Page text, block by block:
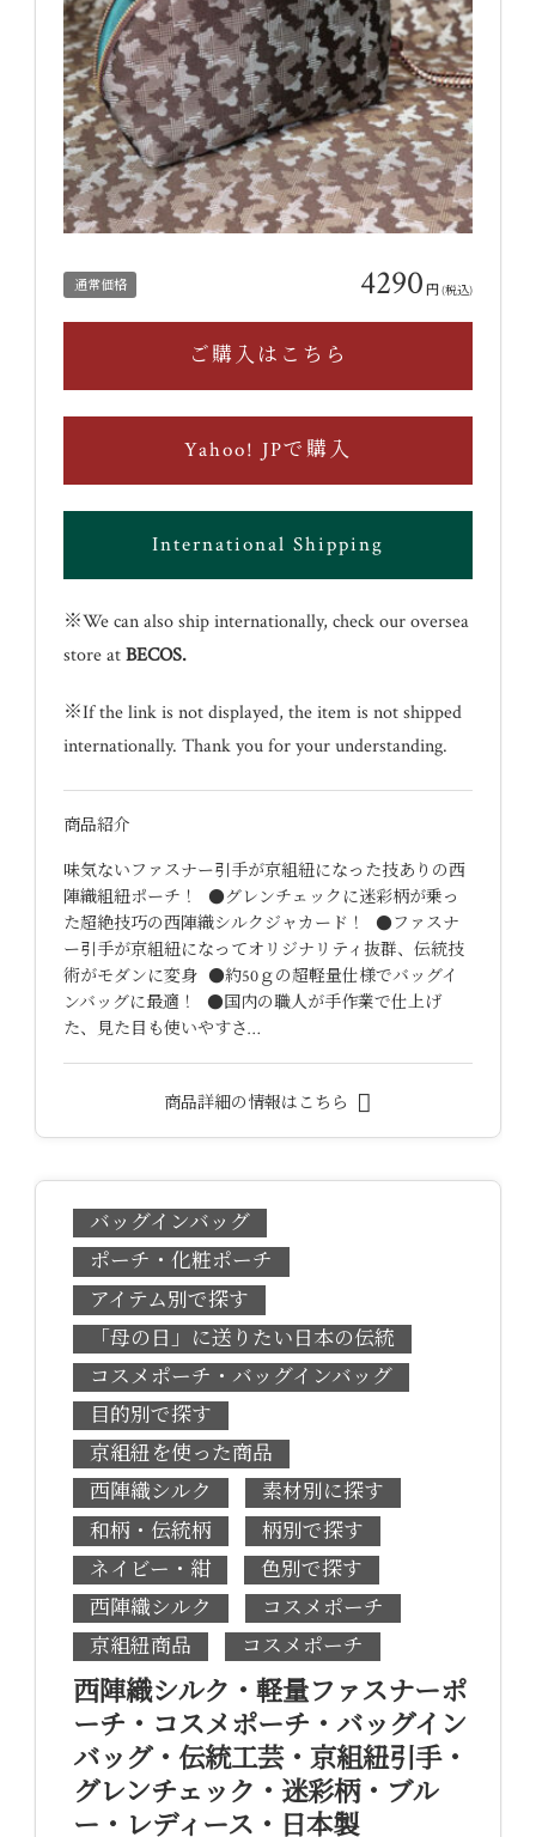
通常価格 4290 円(税込)
ご購入はこちら
Yahoo! JPで購入
International Shipping
※We can also ship internationally, check our oversea
store atBECOS.
※If the link is not displayed, the item is not shipped
internationally. Thank you for your understanding.
商品紹介
味気ないファスナー引手が京組紐になった技ありの西
陣織組紐ポーチ！ ●グレンチェックに迷彩柄が乗っ
た超絶技巧の西陣織シルクジャカード！ ●ファスナ
ー引手が京組紐になってオリジナリティ抜群、伝統技
術がモダンに変身 ●約50ｇの超軽量仕様でバッグイ
ンバッグに最適！ ●国内の職人が手作業で仕上げ
た、見た目も使いやすさ…
商品詳細の情報はこちら
バッグインバッグ
ポーチ・化粧ポーチ
アイテム別で探す
「母の日」に送りたい日本の伝統
コスメポーチ・バッグインバッグ
目的別で探す
京組紐を使った商品
西陣織シルク
素材別に探す
和柄・伝統柄
柄別で探す
ネイビー・紺
色別で探す
西陣織シルク
コスメポーチ
京組紐商品
コスメポーチ
西陣織シルク・軽量ファスナーポ
ーチ・コスメポーチ・バッグイン
バッグ・伝統工芸・京組紐引手・
グレンチェック・迷彩柄・ブル
ー・レディース・日本製